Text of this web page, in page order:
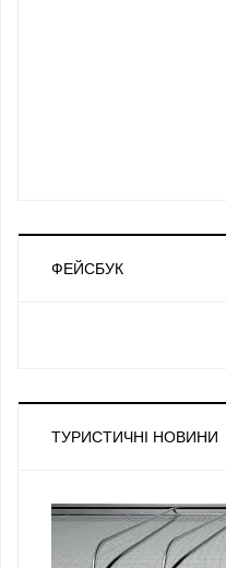
ФЕЙСБУК
ТУРИСТИЧНІ НОВИНИ